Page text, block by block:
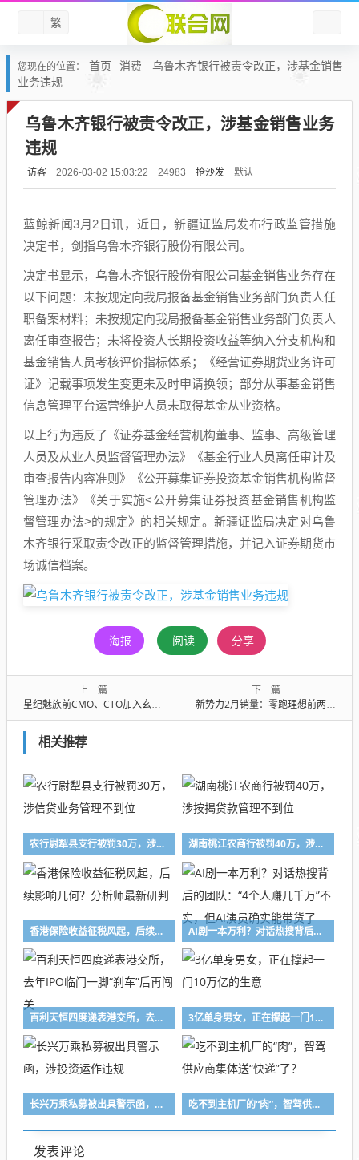
繁
您现在的位置： 首页 消费
乌鲁木齐银行被责令改正，涉基金销售
业务违规
乌鲁木齐银行被责令改正，涉基金销售业务
违规
访客 2026-03-02 15:03:22 24983 抢沙发 默认
蓝鲸新闻3月2日讯，近日，新疆证监局发布行政监管措施
决定书，剑指乌鲁木齐银行股份有限公司。
决定书显示，乌鲁木齐银行股份有限公司基金销售业务存在
以下问题：未按规定向我局报备基金销售业务部门负责人任
职备案材料；未按规定向我局报备基金销售业务部门负责人
离任审查报告；未将投资人长期投资收益等纳入分支机构和
基金销售人员考核评价指标体系；《经营证券期货业务许可
证》记载事项发生变更未及时申请换领；部分从事基金销售
信息管理平台运营维护人员未取得基金从业资格。
以上行为违反了《证券基金经营机构董事、监事、高级管理
人员及从业人员监督管理办法》《基金行业人员离任审计及
审查报告内容准则》《公开募集证券投资基金销售机构监督
管理办法》《关于实施<公开募集证券投资基金销售机构监
督管理办法>的规定》的相关规定。新疆证监局决定对乌鲁
木齐银行采取责令改正的监督管理措施，并记入证券期货市
场诚信档案。
海报 阅读 分享
上一篇
星纪魅族前CMO、CTO加入玄景MLVision，拟接手魅族AI眼镜
下一篇
新势力2月销量：零跑理想前两名，小米问界跌惨了
相关推荐
农行尉犁县支行被罚30万，涉信贷业务管理不到位 湖南桃江农商行被罚40万，涉按揭贷款管理不到位
香港保险收益征税风起，后续影响几何？分析师最新研判 AI剧一本万利？对话热搜背后的团队：“4个人赚几千万”不实，但AI演员确实能带货了
百利天恒四度递表港交所，去年IPO临门一脚“刹车”后再闯关 3亿单身男女，正在撑起一门10万亿的生意
长兴万乘私募被出具警示函，涉投资运作违规 吃不到主机厂的“肉”，智驾供应商集体送“快递”了？
发表评论